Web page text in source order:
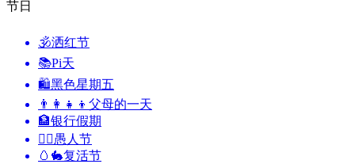
节日
🕉洒红节
📚Pi天
🛍黑色星期五
👨‍👩‍👧‍👦 父母的一天
🏦银行假期
🙆‍♂️愚人节
🥚🐇复活节